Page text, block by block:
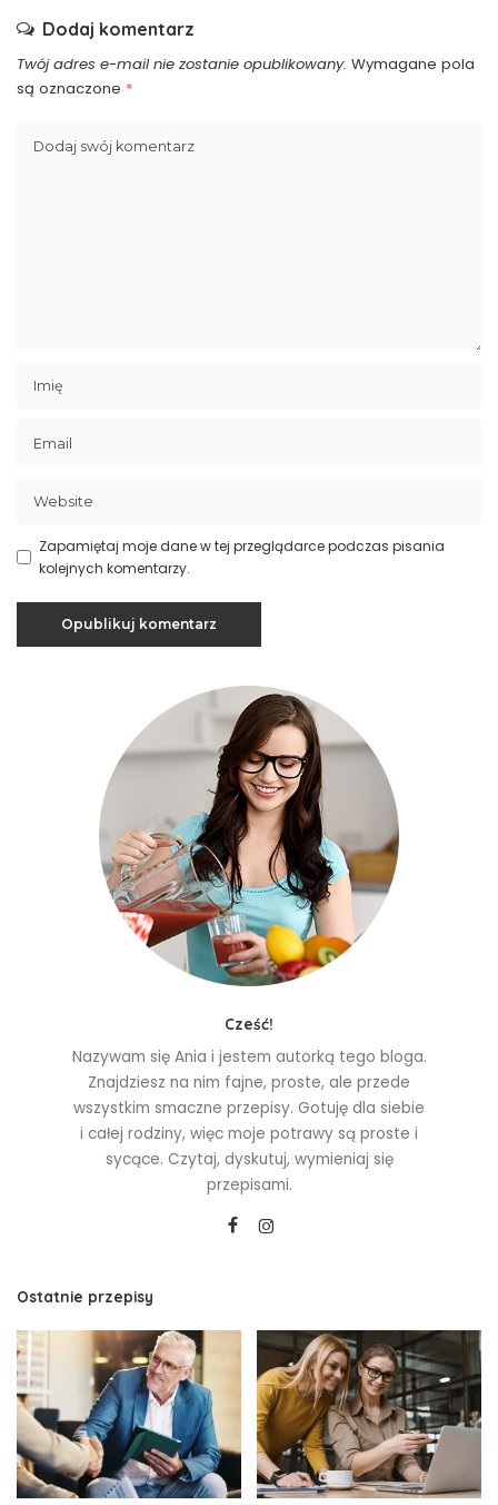
Dodaj komentarz
Twój adres e-mail nie zostanie opublikowany. Wymagane pola
są oznaczone *
Zapamiętaj moje dane w tej przeglądarce podczas pisania
kolejnych komentarzy.
Cześć!
Nazywam się Ania i jestem autorką tego bloga.
Znajdziesz na nim fajne, proste, ale przede
wszystkim smaczne przepisy. Gotuję dla siebie
i całej rodziny, więc moje potrawy są proste i
sycące. Czytaj, dyskutuj, wymieniaj się
przepisami.
Ostatnie przepisy